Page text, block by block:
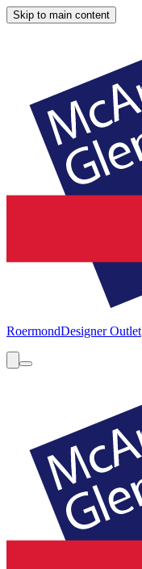
Skip to main content
RoermondDesigner Outlet